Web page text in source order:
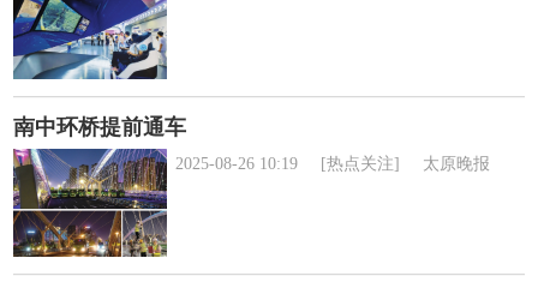
南中环桥提前通车
2025-08-26 10:19 [热点关注] 太原晚报